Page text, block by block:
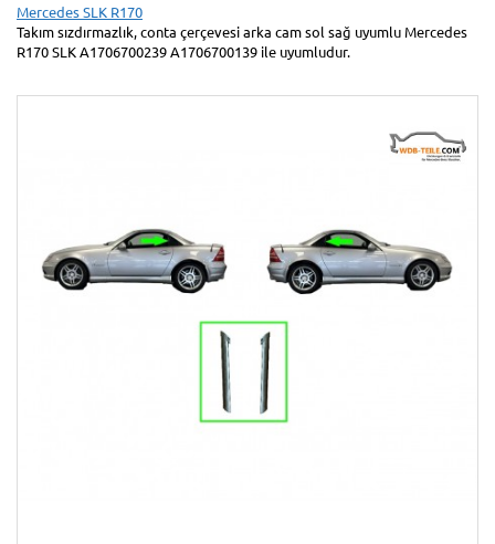
Mercedes SLK R170
Takım sızdırmazlık, conta çerçevesi arka cam sol sağ uyumlu Mercedes
R170 SLK A1706700239 A1706700139 ile uyumludur.